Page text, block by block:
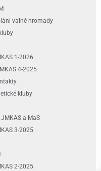
valné hromady
1-2026
4-2025
kluby
a MaS
3-2025
2-2025